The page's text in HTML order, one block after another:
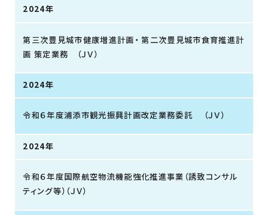
2024年
第三次豊見城市健康増進計画・ 第二次豊見城市食育推進計
画 策定業務 （ＪＶ）
2024年
令和６年度浦添市観光振興計画改定業務委託 （ＪＶ）
2024年
令和６年度国際航空物流機能強化推進事業（誘致コンサル
ティング等）（ＪＶ）